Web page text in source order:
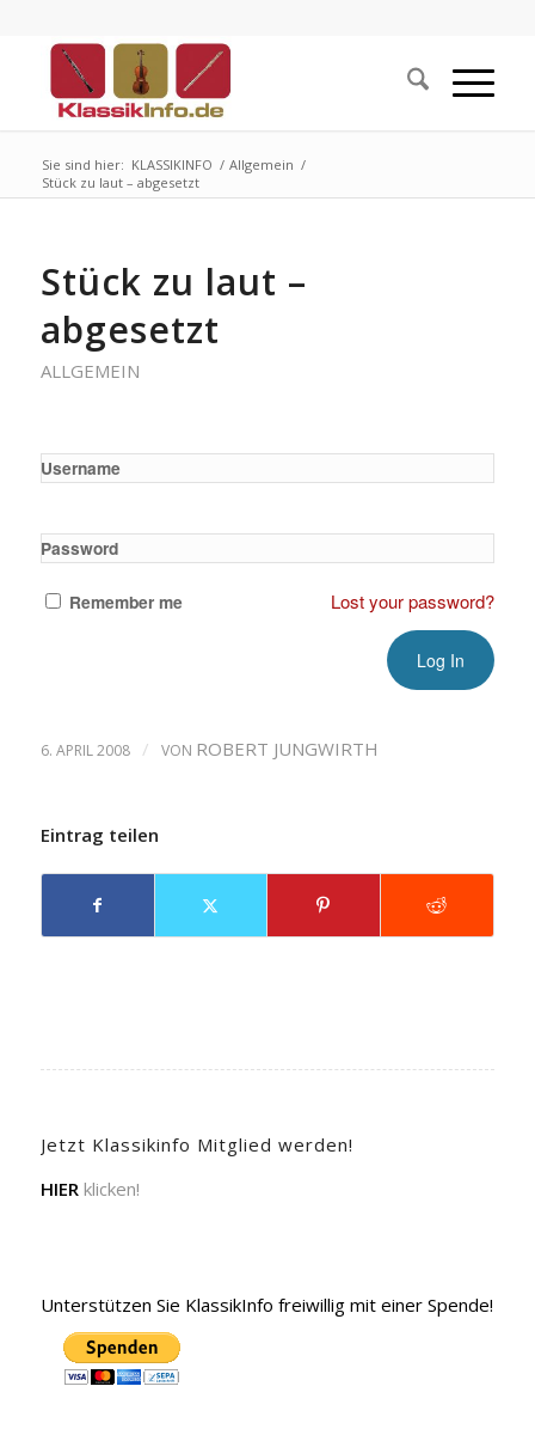
Sie sind hier: KLASSIKINFO / Allgemein /
Stück zu laut – abgesetzt
Stück zu laut –
abgesetzt
ALLGEMEIN
Username
Password
Remember me Lost your password?
6. APRIL 2008 / VON ROBERT JUNGWIRTH
Eintrag teilen
Jetzt Klassikinfo Mitglied werden!
HIER klicken!
Unterstützen Sie KlassikInfo freiwillig mit einer Spende!